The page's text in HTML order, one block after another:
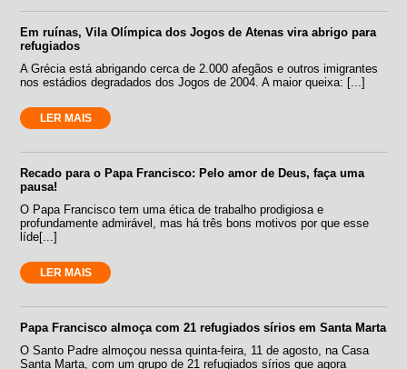
Em ruínas, Vila Olímpica dos Jogos de Atenas vira abrigo para
refugiados
A Grécia está abrigando cerca de 2.000 afegãos e outros imigrantes
nos estádios degradados dos Jogos de 2004. A maior queixa: [...]
LER MAIS
Recado para o Papa Francisco: Pelo amor de Deus, faça uma
pausa!
O Papa Francisco tem uma ética de trabalho prodigiosa e
profundamente admirável, mas há três bons motivos por que esse
líde[...]
LER MAIS
Papa Francisco almoça com 21 refugiados sírios em Santa Marta
O Santo Padre almoçou nessa quinta-feira, 11 de agosto, na Casa
Santa Marta, com um grupo de 21 refugiados sírios que agora